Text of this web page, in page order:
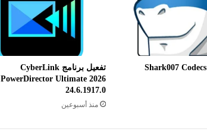
تحميل برنامج Shark007 Codecs
تفعيل برنامج CyberLink
PowerDirector Ultimate 2026
24.6.1917.0
منذ أسبوعين